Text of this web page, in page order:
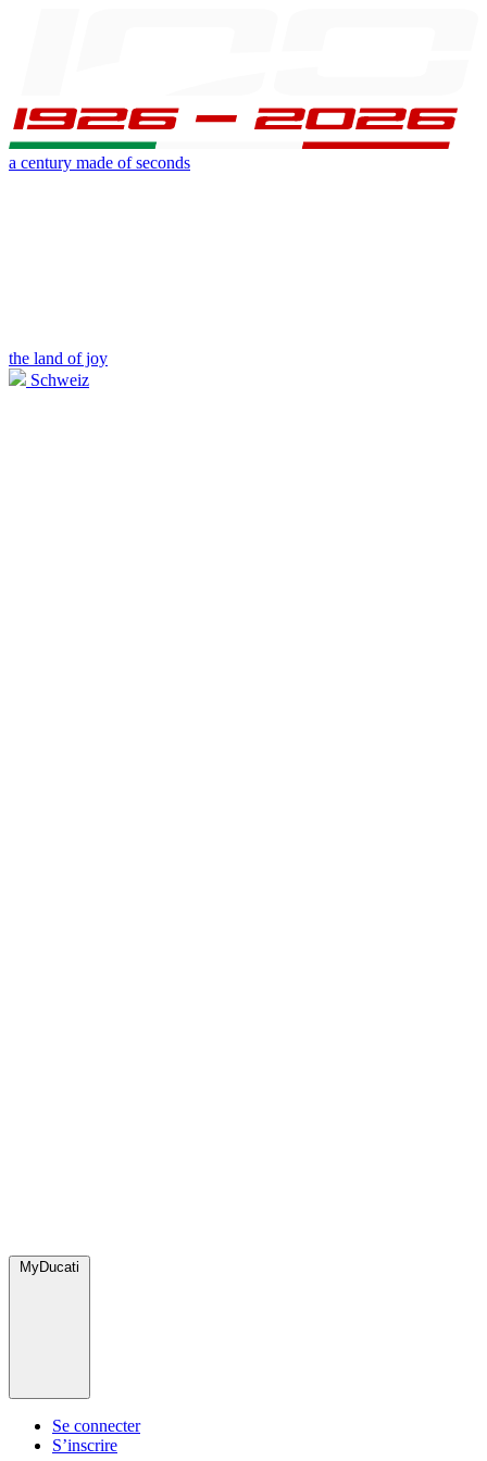
a century made of seconds
the land of joy
Schweiz
MyDucati
Se connecter
S’inscrire